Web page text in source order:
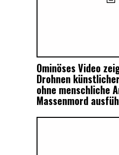
Ominöses Video
Drohnen
ohne menschliche
Massenmord